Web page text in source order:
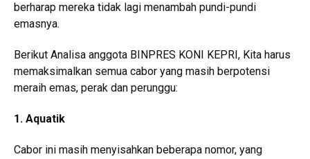
berharap mereka tidak lagi menambah pundi-pundi
emasnya.
Berikut Analisa anggota BINPRES KONI KEPRI, Kita harus
memaksimalkan semua cabor yang masih berpotensi
meraih emas, perak dan perunggu:
1. Aquatik
Cabor ini masih menyisahkan beberapa nomor, yang